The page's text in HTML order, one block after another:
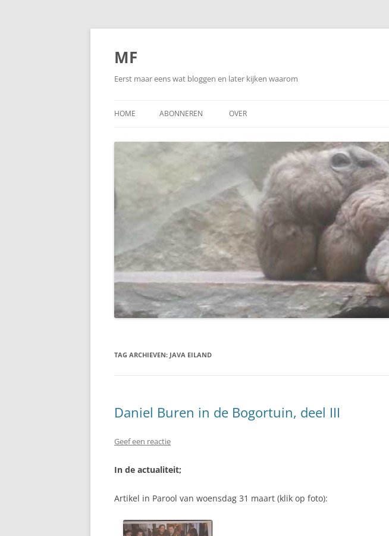
Ga
inhoud
MF
Eerst maar eens wat bloggen en later kijken waarom
HOME ABONNEREN OVER
TAG ARCHIEVEN: JAVA EILAND
Daniel Buren in de Bogortuin, deel III
Geef een reactie
In de actualiteit;
Artikel in Parool van woensdag 31 maart (klik op foto):